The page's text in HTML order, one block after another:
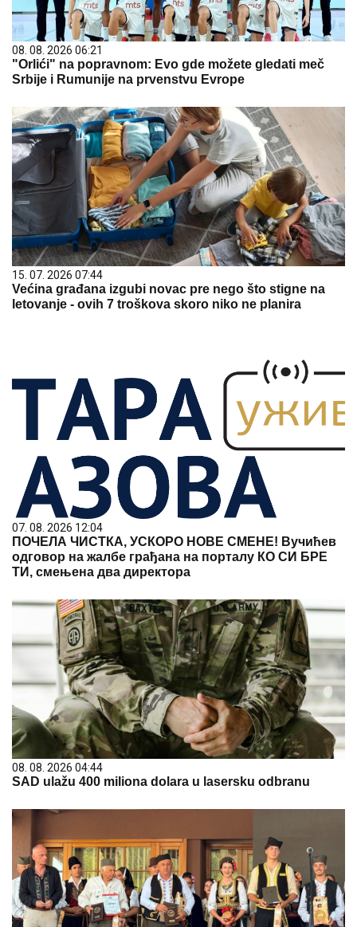
08. 08. 2026 06:21
"Orlići" na popravnom: Evo gde možete gledati meč
Srbije i Rumunije na prvenstvu Evrope
15. 07. 2026 07:44
Većina građana izgubi novac pre nego što stigne na
letovanje - ovih 7 troškova skoro niko ne planira
07. 08. 2026 12:04
ПОЧЕЛА ЧИСТКА, УСКОРО НОВЕ СМЕНЕ! Вучићев
одговор на жалбе грађана на порталу КО СИ БРЕ
ТИ, смењена два директора
08. 08. 2026 04:44
SAD ulažu 400 miliona dolara u lasersku odbranu